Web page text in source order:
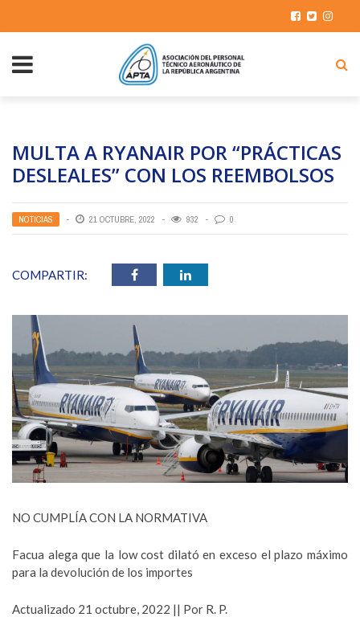
MULTA A RYANAIR POR “PRÁCTICAS
DESLEALES” CON LOS REEMBOLSOS
NOTICIAS 21 OCTUBRE, 2022 932 0
COMPARTIR:
NO CUMPLÍA CON LA NORMATIVA
Facua alega que la low cost dilató en exceso el plazo máximo
para la devolución de los importes
Actualizado 21 octubre, 2022 || Por R. P.